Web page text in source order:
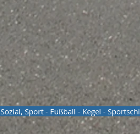
Sport - Fußball - Kegel -